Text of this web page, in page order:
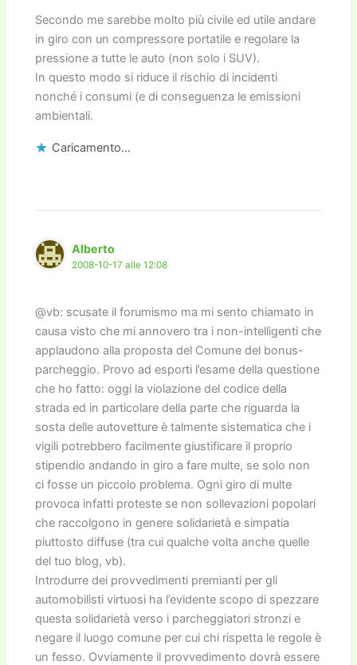
Secondo me sarebbe molto più civile ed utile andare
in giro con un compressore portatile e regolare la
pressione a tutte le auto (non solo i SUV).
In questo modo si riduce il rischio di incidenti
nonché i consumi (e di conseguenza le emissioni
ambientali.
Caricamento...
Alberto
2008-10-17 alle 12:08
@vb: scusate il forumismo ma mi sento chiamato in
causa visto che mi annovero tra i non-intelligenti che
applaudono alla proposta del Comune del bonus-
parcheggio. Provo ad esporti l’esame della questione
che ho fatto: oggi la violazione del codice della
strada ed in particolare della parte che riguarda la
sosta delle autovetture è talmente sistematica che i
vigili potrebbero facilmente giustificare il proprio
stipendio andando in giro a fare multe, se solo non
ci fosse un piccolo problema. Ogni giro di multe
provoca infatti proteste se non sollevazioni popolari
che raccolgono in genere solidarietà e simpatia
piuttosto diffuse (tra cui qualche volta anche quelle
del tuo blog, vb).
Introdurre dei provvedimenti premianti per gli
automobilisti virtuosi ha l’evidente scopo di spezzare
questa solidarietà verso i parcheggiatori stronzi e
negare il luogo comune per cui chi rispetta le regole è
un fesso. Ovviamente il provvedimento dovrà essere